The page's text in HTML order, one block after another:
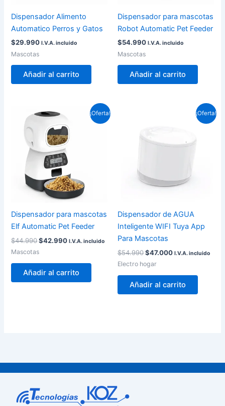
Dispensador Alimento
Automatico Perros y Gatos
$29.990 I.V.A. incluido
Mascotas
Añadir al carrito
Dispensador para mascotas
Robot Automatic Pet Feeder
$54.990 I.V.A. incluido
Mascotas
Añadir al carrito
¡Oferta!
Dispensador para mascotas
Elf Automatic Pet Feeder
$44.990
El
precio
original
era:
$44.990.
$42.990
actual
es:
$42.990.
I.V.A. incluido
Mascotas
Añadir al carrito
¡Oferta!
Dispensador de AGUA
Inteligente WIFI Tuya App
Para Mascotas
$54.990
$54.990.
$47.000
$47.000.
I.V.A. incluido
Electro hogar
Añadir al carrito